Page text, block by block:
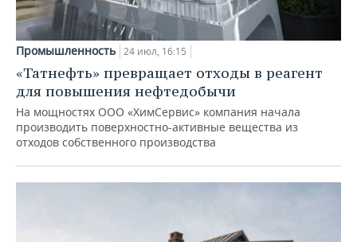
Промышленность 24 июл, 16:15
«Татнефть» превращает отходы в реагент
для повышения нефтедобычи
На мощностях ООО «ХимСервис» компания начала
производить поверхностно-активные вещества из
отходов собственного производства